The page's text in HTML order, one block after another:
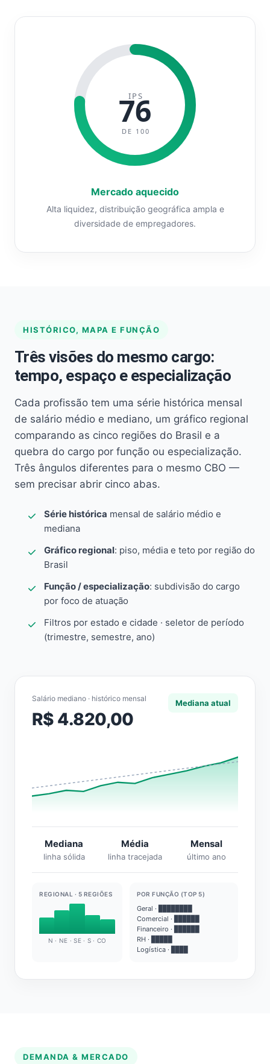
IPS
76
DE 100
Mercado aquecido
Alta liquidez, distribuição geográfica ampla e
diversidade de empregadores.
HISTÓRICO, MAPA E FUNÇÃO
Três visões do mesmo cargo:
tempo, espaço e especialização
Cada profissão tem uma série histórica mensal
de salário médio e mediano, um gráfico regional
comparando as cinco regiões do Brasil e a
quebra do cargo por função ou especialização.
Três ângulos diferentes para o mesmo CBO —
sem precisar abrir cinco abas.
Série histórica mensal de salário médio e
mediana
Gráfico regional: piso, média e teto por região do
Brasil
Função / especialização: subdivisão do cargo
por foco de atuação
Filtros por estado e cidade · seletor de período
(trimestre, semestre, ano)
Salário mediano · histórico mensal
R$ 4.820,00
Mediana atual
Mediana
linha sólida
Média
linha tracejada
Mensal
último ano
REGIONAL · 5 REGIÕES
N · NE · SE · S · CO
POR FUNÇÃO (TOP 5)
Geral · ████████
Comercial · ██████
Financeiro · ██████
RH · █████
Logística · ████
DEMANDA & MERCADO